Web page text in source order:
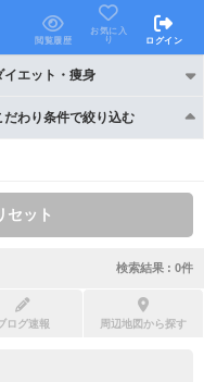
閲覧履歴
お気に入
り
ログイン
イエット・痩身
だわり条件で絞り込む
だわり条件で絞り込む
ピーター割引あり
セット
検索結果 : 0件
ログ速報 周辺地図から探す